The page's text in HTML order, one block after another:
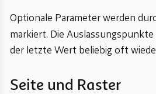
Optionale Parameter werden
markiert. Die Auslassungspunkte
der letzte Wert beliebig oft
Seite und Raster